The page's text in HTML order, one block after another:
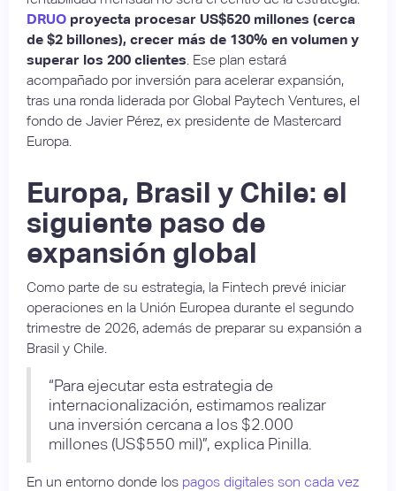
DRUO proyecta procesar US$520 millones (cerca
de $2 billones), crecer más de 130% en volumen y
superar los 200 clientes . Ese plan estará
acompañado por inversión para acelerar expansión,
tras una ronda liderada por Global Paytech Ventures, el
fondo de Javier Pérez, ex presidente de Mastercard
Europa.
Europa, Brasil y Chile: el
siguiente paso de
expansión global
Como parte de su estrategia, la Fintech prevé iniciar
operaciones en la Unión Europea durante el segundo
trimestre de 2026, además de preparar su expansión a
Brasil y Chile.
“Para ejecutar esta estrategia de
internacionalización, estimamos realizar
una inversión cercana a los $2.000
millones (US$550 mil)”, explica Pinilla.
En un entorno donde los pagos digitales son cada vez